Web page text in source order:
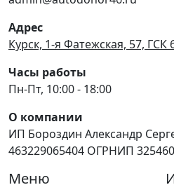
Адрес
Курск, 1-я Фатежская, 57, ГСК
Часы работы
Пн-Пт, 10:00 - 18:00
О компании
ИП Бороздин Александр
463229065404 ОГРНИП
Меню